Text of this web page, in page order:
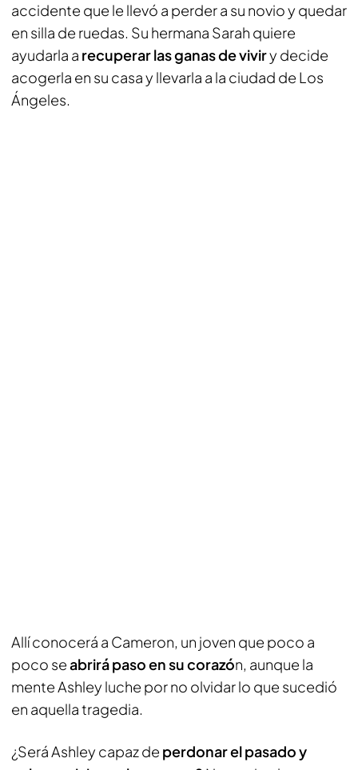
accidente que le llevó a perder a su novio y quedar
en silla de ruedas. Su hermana Sarah quiere
ayudarla a recuperar las ganas de viviry decide
acogerla en su casa y llevarla a la ciudad de Los
Ángeles.
Allí conocerá a Cameron, un joven que poco a
poco seabrirá paso en su corazón, aunque la
mente Ashley luche por no olvidar lo que sucedió
en aquella tragedia.
¿Será Ashley capaz de perdonar el pasado y